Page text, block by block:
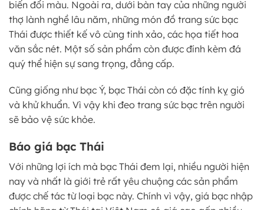
biến đổi màu. Ngoài ra, dưới bàn tay của những người
thợ lành nghề lâu năm, những món đồ trang sức bạc
Thái được thiết kế vô cùng tinh xảo, các họa tiết hoa
văn sắc nét. Một số sản phẩm còn được đính kèm đá
quý thể hiện sự sang trọng, đẳng cấp.
Cũng giống như bạc Ý, bạc Thái còn có đặc tính kỵ gió
và khử khuẩn. Vì vậy khi đeo trang sức bạc trên người
sẽ bảo vệ sức khỏe.
Báo giá bạc Thái
Với những lợi ích mà bạc Thái đem lại, nhiều người hiện
nay và nhất là giới trẻ rất yêu chuộng các sản phẩm
được chế tác từ loại bạc này. Chính vì vậy, giá bạc nhập